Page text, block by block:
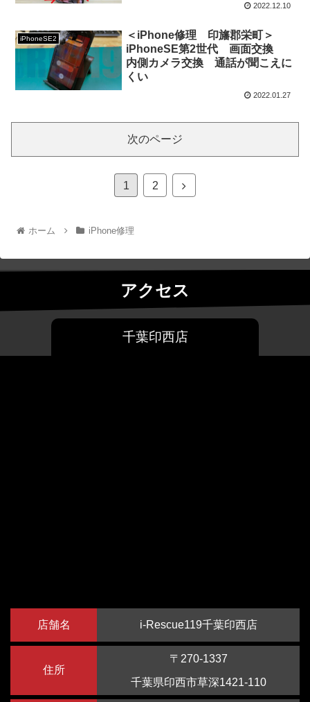
てしまうと、簡単に内部に水が浸入してしまいます。そう
すると、電源が付かなくなることや何かしらの不具合が出
てしまうことが多いです。
水没してから一番やってはいけないことは冷静じゃなくな
ることです。まずはいったん落ち着きましょう。水没して
しまっている状態の端末に慌てたお客様が充電してしまう
ことが非常に多いです。ですがその行為はご自身で使って
かしたら水没復旧でデータ救出できたかもしれないのに、
てきました。内部に水が多く入ってしまっている状態で電
流を流すというのは、本当に危険な行為です。内部の基板
やパーツがショートしてしまいます。まずは冷静に、振っ
たりはせず、表面の水分を取り除いてしっかりと自然乾燥
ドックコネクタ(充電口)修理
できない、充電できる時と出来ない時がある、そのような
症状の場合ドックコネクタを新しいものに交換すれば解決
致します。当店であればドックコネクタ交換修理も即日対
2022.12.10
iPhoneSE2
＜iPhone修理 印旛郡栄町＞
iPhoneSE第2世代 画面交換
内側カメラ交換 通話が聞こえに
くい
2022.01.27
次のページ
1 2
ホーム iPhone修理
アクセス
千葉印西店
店舗名 i-Rescue119千葉印西店
住所
〒270-1337
千葉県印西市草深1421-110